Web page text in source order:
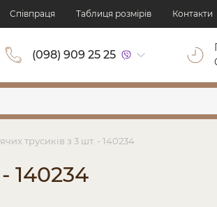
Cпівпраця Таблиця розмірів Контакти
(098) 909 25 25
трусиків з 3 шт. - 140234
140234